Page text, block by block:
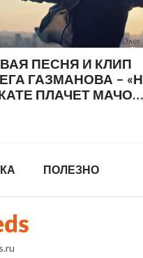
ПЕСНЯ И КЛИП
ГАЗМАНОВА –
ПЛАЧЕТ
ПОЛЕЗНО